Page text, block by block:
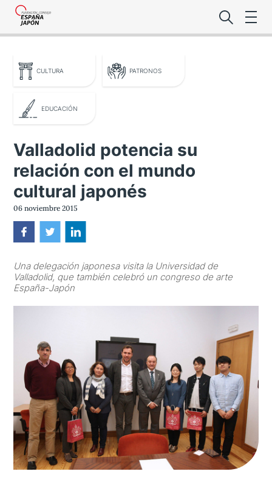
de privacidad
Contacta
CULTURA PATRONOS
EDUCACIÓN
Valladolid potencia su
relación con el mundo
cultural japonés
06 noviembre 2015
Una delegación japonesa visita la Universidad de
Valladolid, que también celebró un congreso de arte
España-Japón